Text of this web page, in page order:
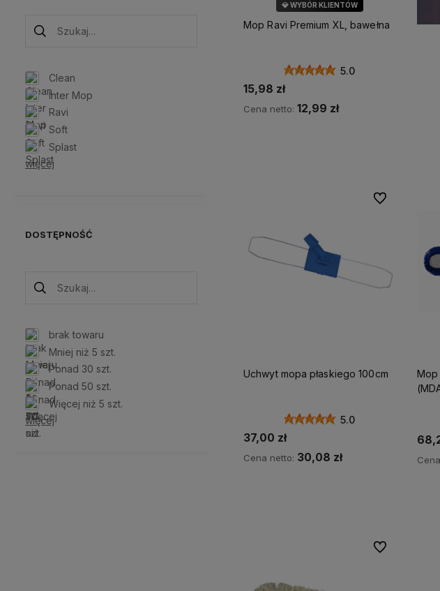
Clean
Inter Mop
Ravi
Soft
Splast
więcej
DOSTĘPNOŚĆ
brak towaru
Mniej niż 5 szt.
Ponad 30 szt.
Ponad 50 szt.
Więcej niż 5 szt.
więcej
💎 WYBÓR KLIENTÓW
Mop Ravi Premium XL, bawełna
5.0
15,98 zł
Cena netto: 12,99 zł
Uchwyt mopa płaskiego 100cm
5.0
37,00 zł
Cena netto: 30,08 zł
Do ulubionych
Mop
Do ulubionych